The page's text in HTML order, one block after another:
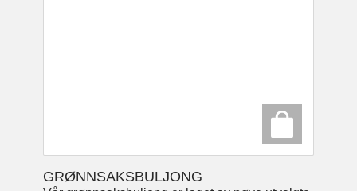
GRØNNSAKSBULJONG